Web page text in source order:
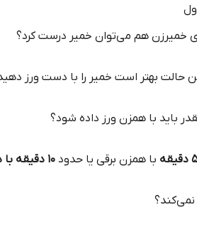
خمیرزن هم می‌توان خمیر درست کرد؟
حالت بهتر است خمیر را با دست ورز
باید با همزن ورز داده شود؟
با همزن برقی یا حدود ۱۰ دقیقه با دست